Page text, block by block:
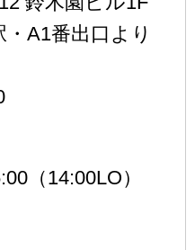
A1番出口より
（14:00LO）